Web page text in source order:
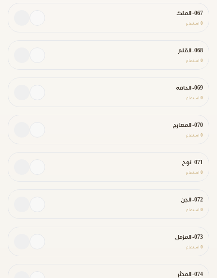
067- الملك
0 استماع
068- القلم
0 استماع
069- الحاقة
0 استماع
070- المعارج
0 استماع
071- نوح
0 استماع
072- الجن
0 استماع
073- المزمل
0 استماع
074- المدثر